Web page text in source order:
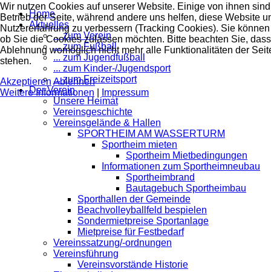
Home
Aktuelles
... zum Verein
... zum Fußball
... zum Jugendfußball
... zum Kinder-/Jugendsport
... zum Freizeitsport
Der Verein
Unsere Heimat
Vereinsgeschichte
Vereinsgelände & Hallen
SPORTHEIM AM WASSERTURM
Sportheim mieten
Sportheim Mietbedingungen
Informationen zum Sportheimneubau
Sportheimbrand
Bautagebuch Sportheimbau
Sporthallen der Gemeinde
Beachvolleyballfeld bespielen
Sondermietpreise Sportanlage
Mietpreise für Festbedarf
Vereinssatzung/-ordnungen
Vereinsführung
Vereinsvorstände Historie
Wir nutzen Cookies auf unserer Website. Einige von ihnen
Betrieb der Seite, während andere uns helfen, diese Website
Nutzererfahrung zu verbessern (Tracking Cookies). Sie
ob Sie die Cookies zulassen möchten. Bitte beachten Sie,
Ablehnung womöglich nicht mehr alle Funktionalitäten der
stehen.
Akzeptieren Ablehnen
Weitere Informationen
Impressum